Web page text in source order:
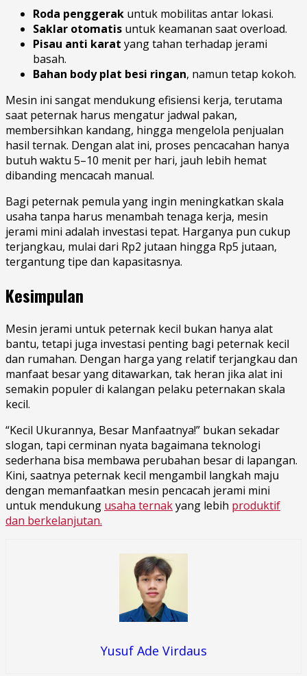
Roda penggerak untuk mobilitas antar lokasi.
Saklar otomatis untuk keamanan saat overload.
Pisau anti karat yang tahan terhadap jerami
basah.
Bahan body plat besi ringan, namun tetap kokoh.
Mesin ini sangat mendukung efisiensi kerja, terutama
saat peternak harus mengatur jadwal pakan,
membersihkan kandang, hingga mengelola penjualan
hasil ternak. Dengan alat ini, proses pencacahan hanya
butuh waktu 5–10 menit per hari, jauh lebih hemat
dibanding mencacah manual.
Bagi peternak pemula yang ingin meningkatkan skala
usaha tanpa harus menambah tenaga kerja, mesin
jerami mini adalah investasi tepat. Harganya pun cukup
terjangkau, mulai dari Rp2 jutaan hingga Rp5 jutaan,
tergantung tipe dan kapasitasnya.
Kesimpulan
Mesin jerami untuk peternak kecil bukan hanya alat
bantu, tetapi juga investasi penting bagi peternak kecil
dan rumahan. Dengan harga yang relatif terjangkau dan
manfaat besar yang ditawarkan, tak heran jika alat ini
semakin populer di kalangan pelaku peternakan skala
kecil.
“Kecil Ukurannya, Besar Manfaatnya!” bukan sekadar
slogan, tapi cerminan nyata bagaimana teknologi
sederhana bisa membawa perubahan besar di lapangan.
Kini, saatnya peternak kecil mengambil langkah maju
dengan memanfaatkan mesin pencacah jerami mini
untuk mendukung usaha ternakyang lebih produktif
dan berkelanjutan.
Yusuf Ade Virdaus